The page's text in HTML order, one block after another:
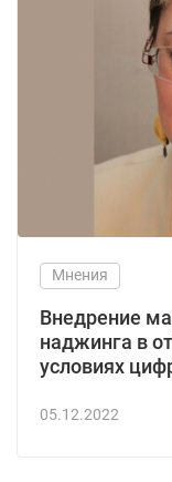
Мнения
Внедрение
наджинга в
условиях
05.12.2022